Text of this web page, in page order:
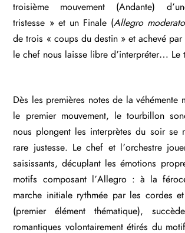
troisième mouvement (Andante)
tristesse » et un Finale (Allegro moderato
de trois « coups du destin » et achevé
le chef nous laisse libre d’interpréter… Le
Dès les premières notes de la véhémente
le premier mouvement, le tourbillon
nous plongent les interprètes du soir se
rare justesse. Le chef et l’orchestre
saisissants, décuplant les émotions
motifs composant l’Allegro : à la
marche initiale rythmée par les cordes
(premier élément thématique),
romantiques volontairement étirés du